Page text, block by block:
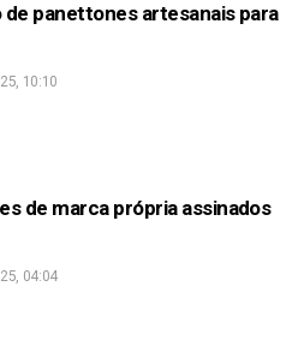
panettones artesanais para
10:10
de marca própria assinados
04:04